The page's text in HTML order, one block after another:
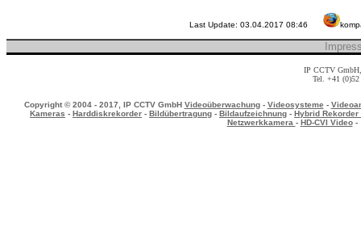
Last Update: 03.04.2017 08:46
IP CCTV GmbH,
Tel. +41
Copyright © 2004 - 2017, IP CCTV GmbH Videoüberwachung- Videosysteme -
Kameras - Harddiskrekorder - Bildübertragung - Bildaufzeichnung - Hybrid Rekorder
Netzwerkkamera - HD-CVI Video